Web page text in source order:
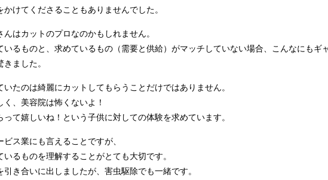
かけてくださることもありませんでした。
んはカットのプロなのかもしれません。
いるものと、求めているもの（需要と供給）がマッチしていない場合、こんなにもギ
ました。
いたのは綺麗にカットしてもらうことだけではありません。
く、美容院は怖くないよ！
って嬉しいね！という子供に対しての体験を求めています。
ビス業にも言えることですが、
いるものを理解することがとても大切です。
引き合いに出しましたが、害虫駆除でも一緒です。